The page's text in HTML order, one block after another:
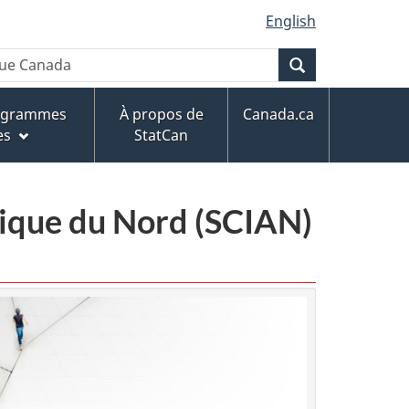
English
À propos de
StatCan
Canada.ca
du Nord (SCIAN)